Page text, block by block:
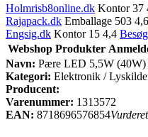
Holmrisb8online.dk Kontor 37
Rajapack.dk Emballage 503 4,6
Engsig.dk Kontor 15 4,4 Besøg
Webshop Produkter
Navn: Pære LED 5,5W
Kategori: Elektronik /
Producent:
Varenummer: 1313572
EAN: 8718696576854